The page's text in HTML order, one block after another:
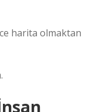
harita olmaktan